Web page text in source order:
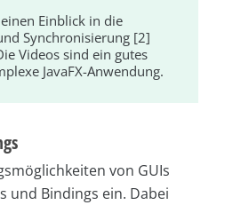
Einblick in die
Synchronisierung [2]
Videos sind ein gutes
JavaFX-Anwendung.
von GUIs
und Bindings ein. Dabei